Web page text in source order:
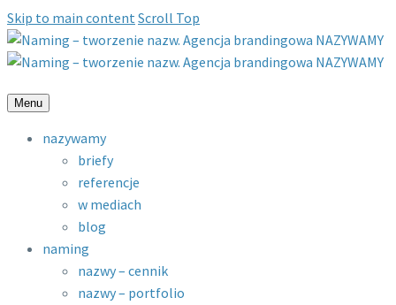
Skip to main content Scroll Top
Menu
nazywamy
briefy
referencje
w mediach
blog
naming
nazwy – cennik
nazwy – portfolio